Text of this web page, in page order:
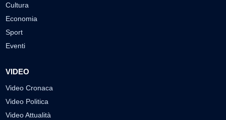
Cultura
Economia
Sport
Eventi
VIDEO
Video Cronaca
Video Politica
Video Attualità